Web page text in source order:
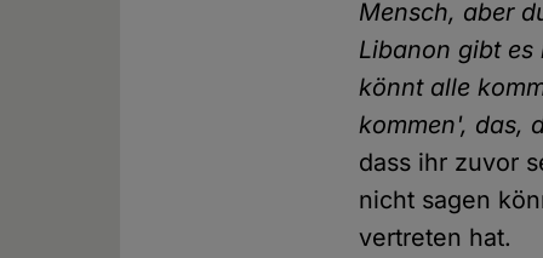
Mensch, aber
Libanon gibt es
könnt alle
kommen', das,
dass ihr zuvor
nicht sagen
vertreten hat.